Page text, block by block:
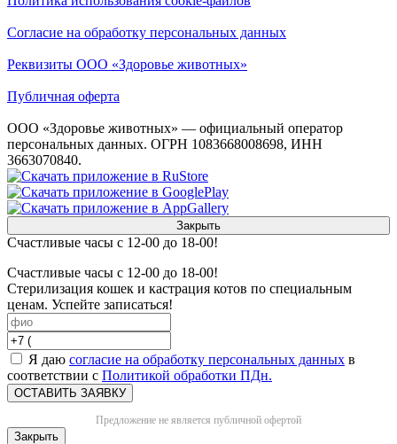
Согласие на обработку персональных данных
Реквизиты ООО «Здоровье животных»
Публичная оферта
ООО «Здоровье животных» — официальный оператор
персональных данных. ОГРН 1083668008698, ИНН
3663070840.
Закрыть
Счастливые часы с 12-00 до 18-00!
Счастливые часы с 12-00 до 18-00!
Стерилизация кошек и кастрация котов по специальным
ценам. Успейте записаться!
Я даю согласие на обработку персональных данных в
соответствии с Политикой обработки ПДн.
ОСТАВИТЬ ЗАЯВКУ
Предложение не является публичной офертой
Закрыть